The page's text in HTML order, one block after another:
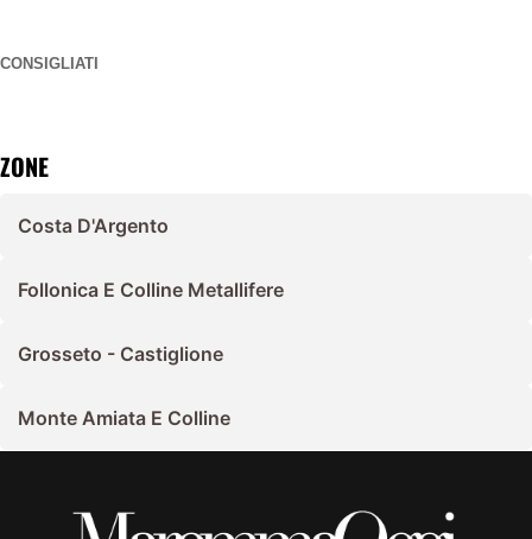
CONSIGLIATI
ZONE
Costa D'Argento
Follonica E Colline Metallifere
Grosseto - Castiglione
Monte Amiata E Colline